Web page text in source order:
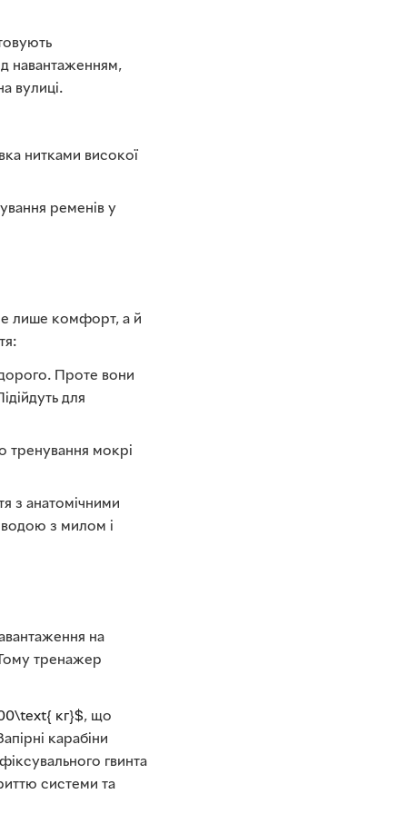
навантаженням,
вулиці.
нитками високої
ременів у
лише комфорт, а й
Проте вони
для
тренування мокрі
з анатомічними
водою з милом і
на
тренажер
кг}$, що
карабіни
гвинта
системи та